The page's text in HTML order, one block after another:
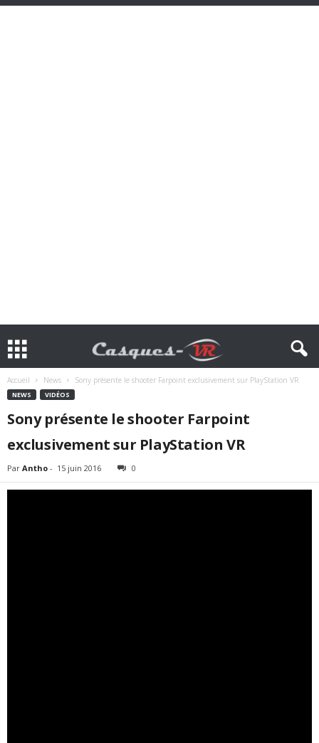
Accueil News Sony présente le shooter Farpoint exclusivement sur PlayStation VR
NEWS VIDÉOS
Sony présente le shooter Farpoint
exclusivement sur PlayStation VR
Par Antho - 15 juin 2016 0